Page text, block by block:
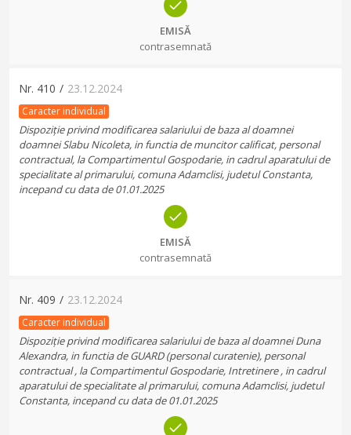
EMISĂ
contrasemnată
Nr. 410 / 23.12.2024
Caracter individual
Dispoziție privind modificarea salariului de baza al doamnei
doamnei Slabu Nicoleta, in functia de muncitor calificat, personal
contractual, la Compartimentul Gospodarie, in cadrul aparatului de
specialitate al primarului, comuna Adamclisi, judetul Constanta,
incepand cu data de 01.01.2025
EMISĂ
contrasemnată
Nr. 409 / 23.12.2024
Caracter individual
Dispoziție privind modificarea salariului de baza al doamnei Duna
Alexandra, in functia de GUARD (personal curatenie), personal
contractual , la Compartimentul Gospodarie, Intretinere , in cadrul
aparatului de specialitate al primarului, comuna Adamclisi, judetul
Constanta, incepand cu data de 01.01.2025